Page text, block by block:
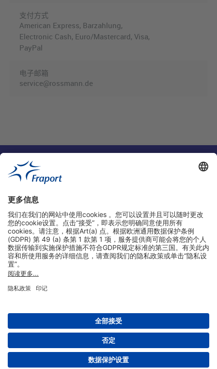
支付方式
American Express, Barzahlung,
Electronic Cash, Euro/Mastercard, Visa,
PayPal
电子邮箱
service@rossmann.de
实用链接
购物&线上预定
关于我们
设置
版权 2004- 2026 Fraport AG - Frankfurt Airport Services Worldwide